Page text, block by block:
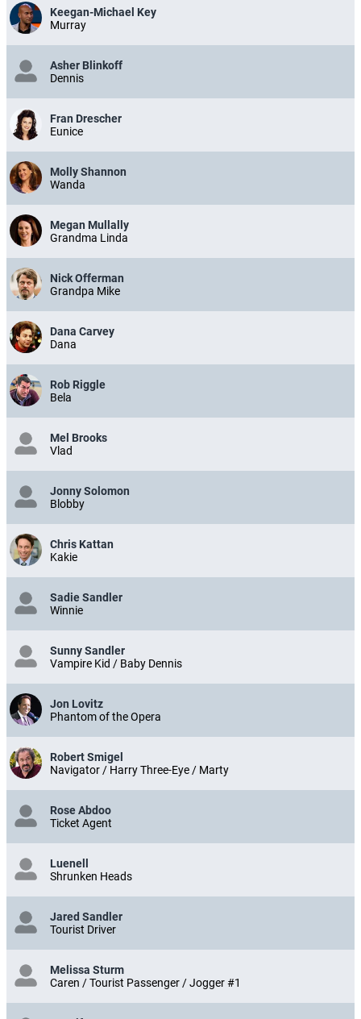
Keegan-Michael Key
Murray
Asher Blinkoff
Dennis
Fran Drescher
Eunice
Molly Shannon
Wanda
Megan Mullally
Grandma Linda
Nick Offerman
Grandpa Mike
Dana Carvey
Dana
Rob Riggle
Bela
Mel Brooks
Vlad
Jonny Solomon
Blobby
Chris Kattan
Kakie
Sadie Sandler
Winnie
Sunny Sandler
Vampire Kid / Baby Dennis
Jon Lovitz
Phantom of the Opera
Robert Smigel
Navigator / Harry Three-Eye / Marty
Rose Abdoo
Ticket Agent
Luenell
Shrunken Heads
Jared Sandler
Tourist Driver
Melissa Sturm
Caren / Tourist Passenger / Jogger #1